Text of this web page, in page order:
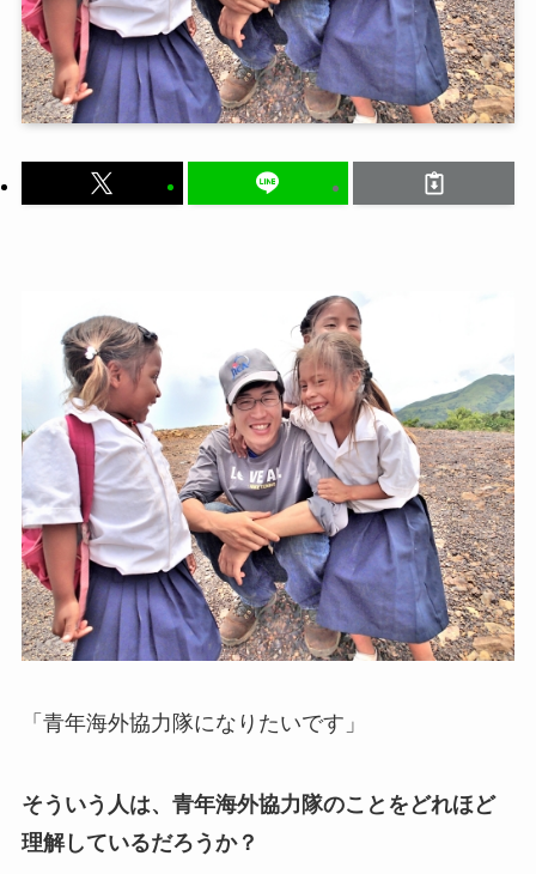
「青年海外協力隊になりたいです」
そういう人は、青年海外協力隊のことをどれほど
理解しているだろうか？